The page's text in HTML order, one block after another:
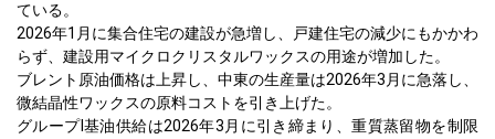
ている。
2026年1月に集合住宅の建設が急増し、戸建住宅の減少にもかかわ
らず、建設用マイクロクリスタルワックスの用途が増加した。
ブレント原油価格は上昇し、中東の生産量は2026年3月に急落し、
微結晶性ワックスの原料コストを引き上げた。
グループI基油供給は2026年3月に引き締まり、重質蒸留物を制限